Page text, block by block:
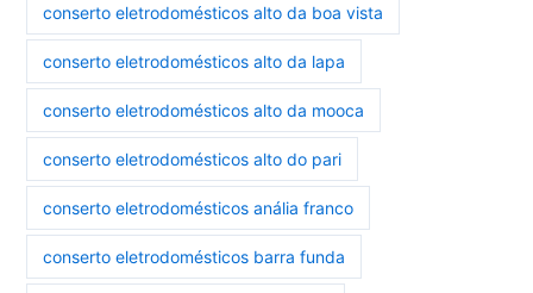
conserto eletrodomésticos alto da boa vista
conserto eletrodomésticos alto da lapa
conserto eletrodomésticos alto da mooca
conserto eletrodomésticos alto do pari
conserto eletrodomésticos anália franco
conserto eletrodomésticos barra funda